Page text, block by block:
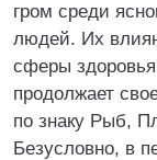
гром среди
людей. Их
сферы
продолжает
по знаку Рыб,
Безусловно, в